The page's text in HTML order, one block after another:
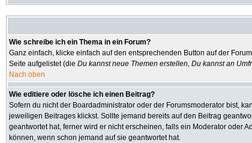
Wie schreibe ich ein Thema in ein Forum?
Ganz einfach, klicke einfach auf den entsprechenden Button auf der
Seite aufgelistet (die Du kannst neue Themen erstellen, Du kannst an
Nach oben
Wie editiere oder lösche ich einen Beitrag?
Sofern du nicht der Boardadministrator oder der Forumsmoderator bist,
jeweiligen Beitrages klickst. Sollte jemand bereits auf den Beitrag
geantwortet hat, ferner wird er nicht erscheinen, falls ein Moderator oder
können, wenn schon jemand auf sie geantwortet hat.